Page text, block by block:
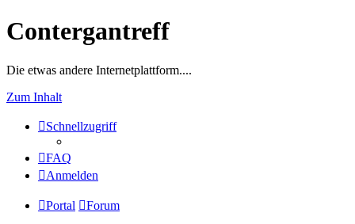
Contergantreff
Die etwas andere Internetplattform....
Zum Inhalt
Schnellzugriff
FAQ
Anmelden
Portal Forum